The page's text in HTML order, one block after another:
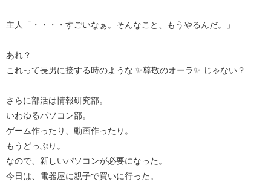
主人「・・・・すごいなぁ。そんなこと、もうやるんだ。」
あれ？
これって長男に接する時のような ✨尊敬のオーラ✨ じゃない？
さらに部活は情報研究部。
いわゆるパソコン部。
ゲーム作ったり、動画作ったり。
もうどっぷり。
なので、新しいパソコンが必要になった。
今日は、電器屋に親子で買いに行った。